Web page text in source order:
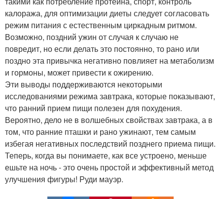
калоража, для оптимизации диеты следует согласовать
режим питания с естественным циркадным ритмом.
Возможно, поздний ужин от случая к случаю не
повредит, но если делать это постоянно, то рано или
поздно эта привычка негативно повлияет на метаболизм
и гормоны, может привести к ожирению.
Эти выводы поддерживаются некоторыми
исследованиями режима завтрака, которые показывают,
что ранний прием пищи полезен для похудения.
Вероятно, дело не в волшебных свойствах завтрака, а в
том, что ранние пташки и рано ужинают, тем самым
избегая негативных последствий позднего приема пищи.
Теперь, когда вы понимаете, как все устроено, меньше
ешьте на ночь - это очень простой и эффективный метод
улучшения фигуры! Руди мауэр.